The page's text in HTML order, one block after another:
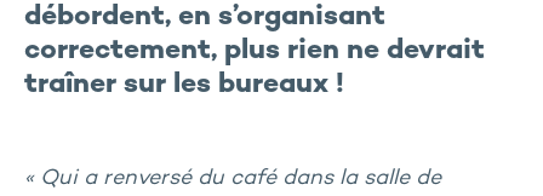
débordent, en s’organisant
correctement, plus rien ne devrait
traîner sur les bureaux !
« Qui a renversé du café dans la salle de